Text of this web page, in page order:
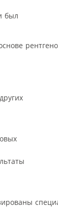
был